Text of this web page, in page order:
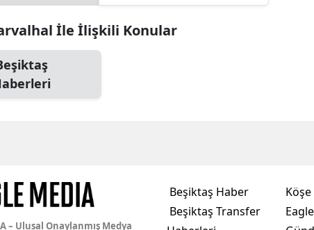
İle İlişkili Konular
– Ulusal Onaylanmış Medya
Beşiktaş Haber
Beşiktaş Transfer
Köşe